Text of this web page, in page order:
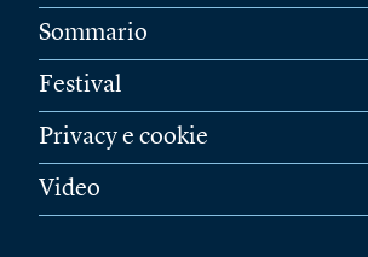
Sommario
Festival
Privacy e cookie
Video